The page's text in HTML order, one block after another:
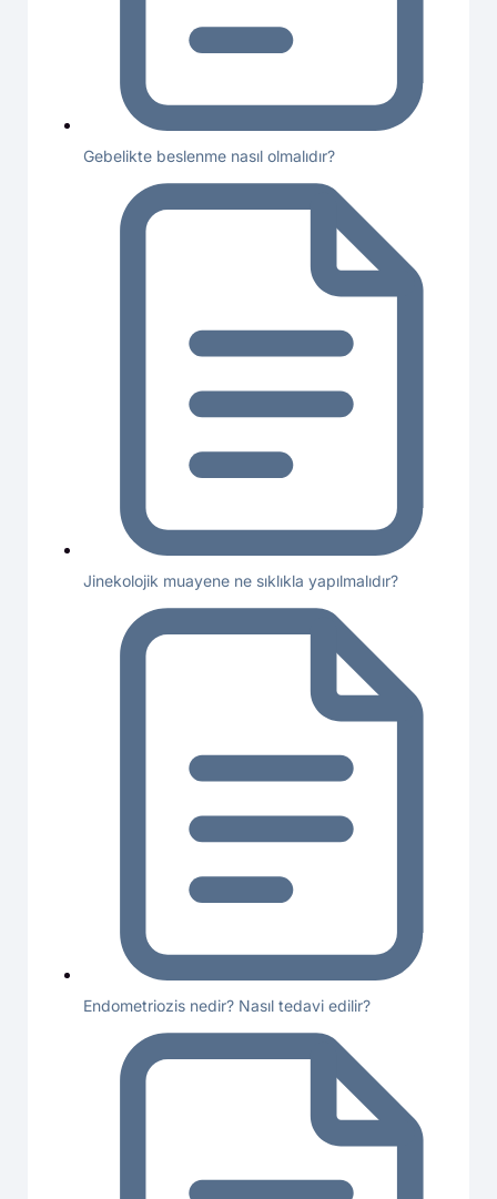
Gebelikte beslenme nasıl olmalıdır?
Jinekolojik muayene ne sıklıkla yapılmalıdır?
Endometriozis nedir? Nasıl tedavi edilir?